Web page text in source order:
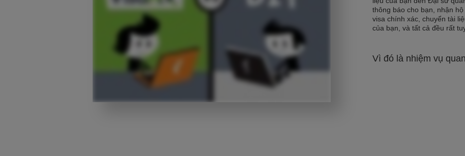
thông báo cho bạn, nhận
visa chính xác, chuyển tài
của bạn, và tất cả đều rất
Vì đó là nhiệm vụ